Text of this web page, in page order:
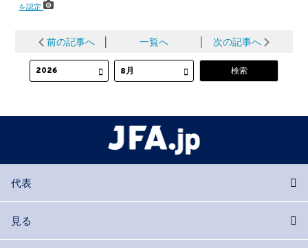
を認定
前の記事へ 一覧へ 次の記事へ
代表
見る